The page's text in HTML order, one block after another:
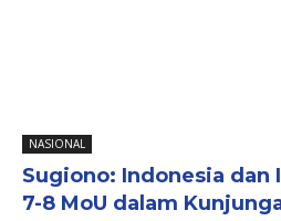
NASIONAL
Sugiono: Indonesia dan
7-8 MoU dalam